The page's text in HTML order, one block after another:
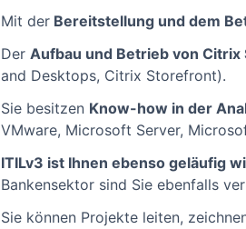
Mit der Bereitstellung und dem
Der Aufbau und Betrieb von
and Desktops, Citrix Storefront).
Sie besitzen Know-how in der
VMware, Microsoft Server,
ITILv3 ist Ihnen ebenso geläufig
Bankensektor sind Sie ebenfalls
Sie können Projekte leiten,